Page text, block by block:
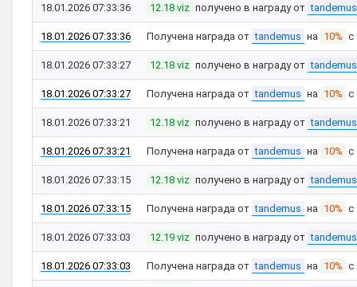
18.01.2026 07:33:36 12.18 viz получено в награду от tandemus
18.01.2026 07:33:36 Получена награда от tandemus на 10% с
18.01.2026 07:33:27 12.18 viz получено в награду от tandemus
18.01.2026 07:33:27 Получена награда от tandemus на 10% с
18.01.2026 07:33:21 12.18 viz получено в награду от tandemus
18.01.2026 07:33:21 Получена награда от tandemus на 10% с
18.01.2026 07:33:15 12.18 viz получено в награду от tandemus
18.01.2026 07:33:15 Получена награда от tandemus на 10% с
18.01.2026 07:33:03 12.19 viz получено в награду от tandemus
18.01.2026 07:33:03 Получена награда от tandemus на 10% с